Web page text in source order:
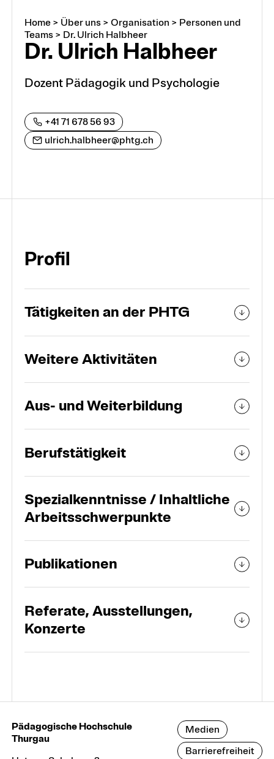
Über uns
Arbeiten an der PHTG
Lehrstellen
Personen und Teams
Home> Über uns> Organisation > Personen und
Teams> Dr. Ulrich Halbheer
Dr. Ulrich Halbheer
Dozent Pädagogik und Psychologie
+41 71 678 56 93
ulrich.halbheer@phtg.ch
Profil
Tätigkeiten an der PHTG
Weitere Aktivitäten
Aus- und Weiterbildung
Berufstätigkeit
Spezialkenntnisse / Inhaltliche
Arbeitsschwerpunkte
Publikationen
Referate, Ausstellungen,
Konzerte
Pädagogische Hochschule
Thurgau
Medien
Barrierefreiheit